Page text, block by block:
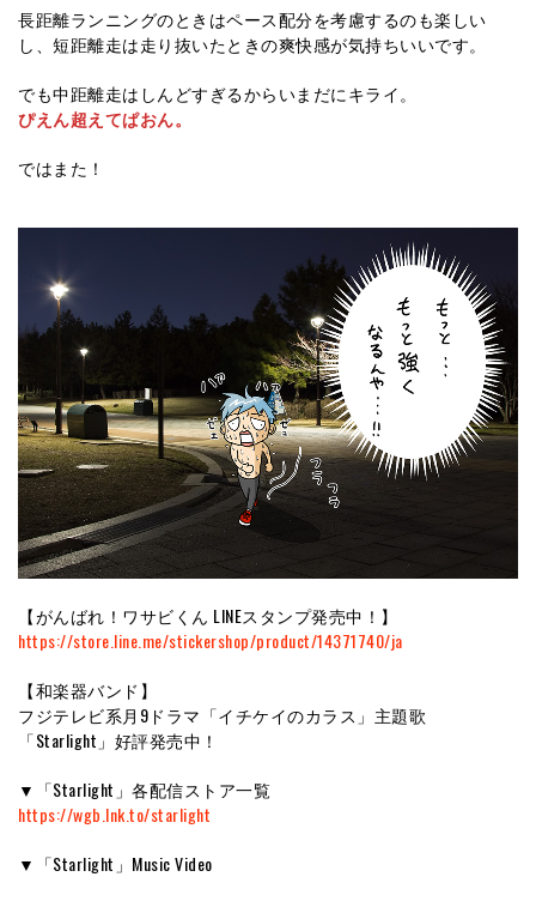
長距離ランニングのときはペース配分を考慮するのも楽しい
し、短距離走は走り抜いたときの爽快感が気持ちいいです。
でも中距離走はしんどすぎるからいまだにキライ。
ぴえん超えてぱおん。
ではまた！
【がんばれ！ワサビくん LINEスタンプ発売中！】
https://store.line.me/stickershop/product/14371740/ja
【和楽器バンド】
フジテレビ系月9ドラマ「イチケイのカラス」主題歌
「Starlight」好評発売中！
▼「Starlight」各配信ストア一覧
https://wgb.lnk.to/starlight
▼「Starlight」Music Video